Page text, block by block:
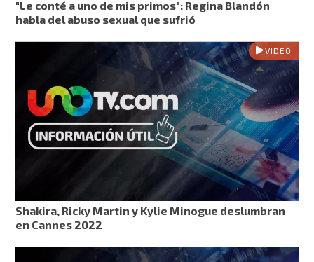
"Le conté a uno de mis primos": Regina Blandón
habla del abuso sexual que sufrió
VIDEO
Shakira, Ricky Martin y Kylie Minogue deslumbran
en Cannes 2022